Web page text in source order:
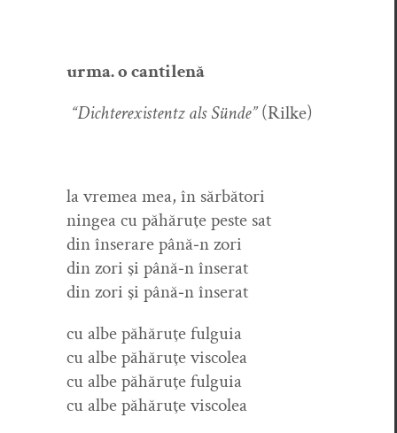
urma. o cantilenă
“Dichterex­is­tentz als Sünde”(Rilke)
la vre­mea mea, în sărbători
ningea cu păhăruţe peste sat
din înser­are până‑n zori
din zori şi până‑n înserat
din zori şi până‑n înserat
cu albe păhăruţe fulguia
cu albe păhăruţe viscolea
cu albe păhăruţe fulguia
cu albe păhăruţe viscolea